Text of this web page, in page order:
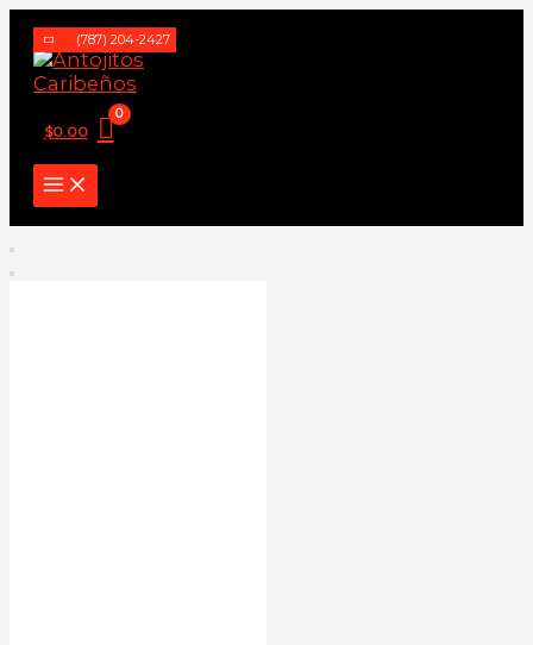
contenido
(787) 204-2427
$0.00